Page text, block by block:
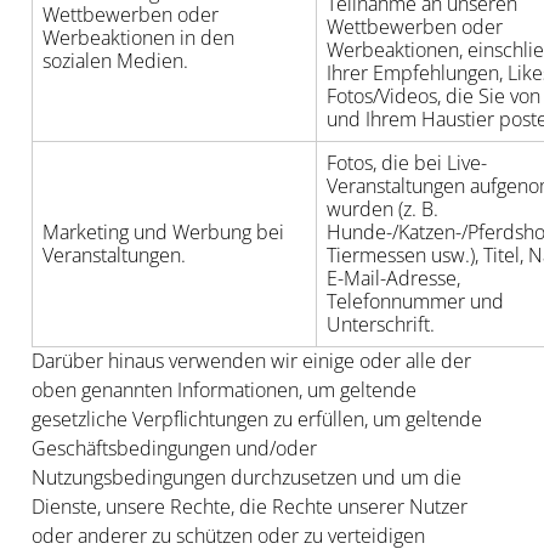
Wettbewerben oder
Werbeaktionen in den
sozialen Medien.
Wettbewerben oder
Werbeaktionen,
Ihrer Empfehlungen,
Fotos/Videos, die Sie
und Ihrem Haustier
Marketing und Werbung bei
Veranstaltungen.
Fotos, die bei Live-
Veranstaltungen
wurden (z. B.
Hunde-/Katzen-/
Tiermessen usw.), Titel,
E-Mail-Adresse,
Telefonnummer und
Unterschrift.
Darüber hinaus verwenden wir einige oder alle der
oben genannten Informationen, um geltende
gesetzliche Verpflichtungen zu erfüllen, um geltende
Geschäftsbedingungen und/oder
Nutzungsbedingungen durchzusetzen und um die
Dienste, unsere Rechte, die Rechte unserer Nutzer
oder anderer zu schützen oder zu verteidigen